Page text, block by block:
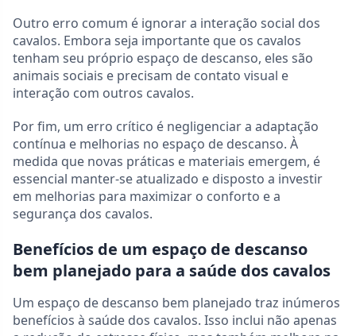
Outro erro comum é ignorar a interação social dos
cavalos. Embora seja importante que os cavalos
tenham seu próprio espaço de descanso, eles são
animais sociais e precisam de contato visual e
interação com outros cavalos.
Por fim, um erro crítico é negligenciar a adaptação
contínua e melhorias no espaço de descanso. À
medida que novas práticas e materiais emergem, é
essencial manter-se atualizado e disposto a investir
em melhorias para maximizar o conforto e a
segurança dos cavalos.
Benefícios de um espaço de descanso
bem planejado para a saúde dos cavalos
Um espaço de descanso bem planejado traz inúmeros
benefícios à saúde dos cavalos. Isso inclui não apenas